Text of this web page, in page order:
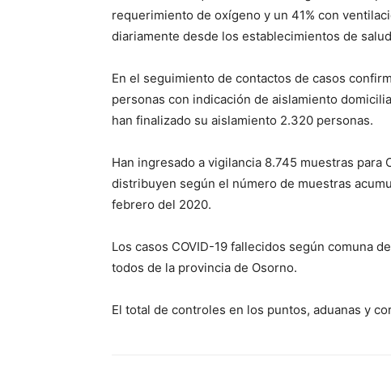
requerimiento de oxígeno y un 41% con
diariamente desde los establecimientos de
En el seguimiento de contactos de casos
personas con indicación de aislamiento
han finalizado su aislamiento 2.320 personas.
Han ingresado a vigilancia 8.745 muestras para
distribuyen según el número de muestras
febrero del 2020.
Los casos COVID-19 fallecidos según comuna
todos de la provincia de Osorno.
El total de controles en los puntos, aduanas y